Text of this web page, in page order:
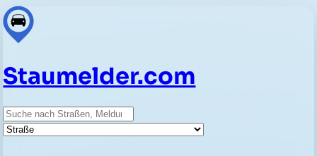
Staumelder.com
Suche
Straße